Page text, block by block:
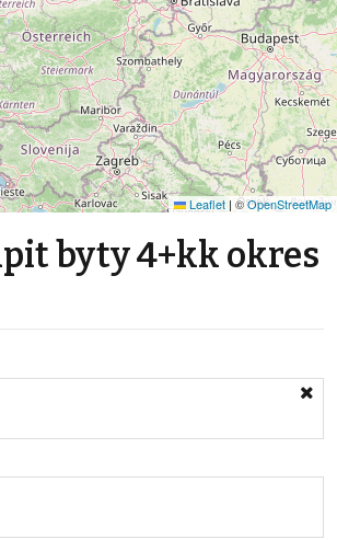
Leaflet | ©OpenStreetMap
byty 4+kk okres